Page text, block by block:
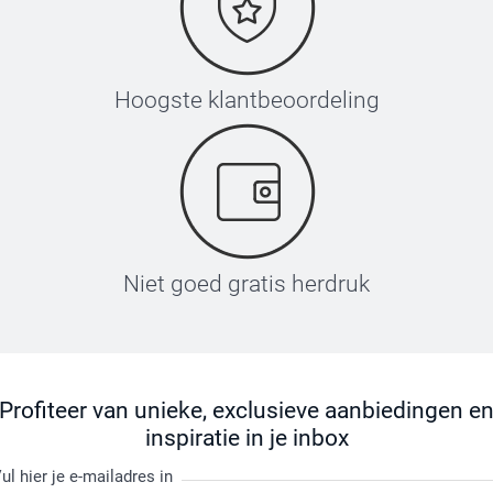
Hoogste klantbeoordeling
Niet goed gratis herdruk
Profiteer van unieke, exclusieve aanbiedingen en
inspiratie in je inbox
hier je e-mailadres in